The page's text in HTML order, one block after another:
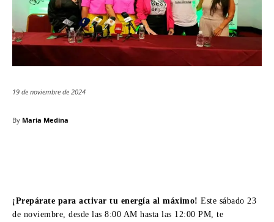
19 de noviembre de 2024
By Maria Medina
¡Prepárate para activar tu energía al máximo! Este sábado 23
de noviembre, desde las 8:00 AM hasta las 12:00 PM, te